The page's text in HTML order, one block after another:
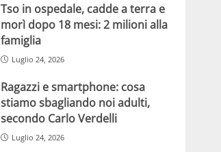
Tso in ospedale, cadde a terra e
morì dopo 18 mesi: 2 milioni alla
famiglia
Luglio 24, 2026
Ragazzi e smartphone: cosa
stiamo sbagliando noi adulti,
secondo Carlo Verdelli
Luglio 24, 2026